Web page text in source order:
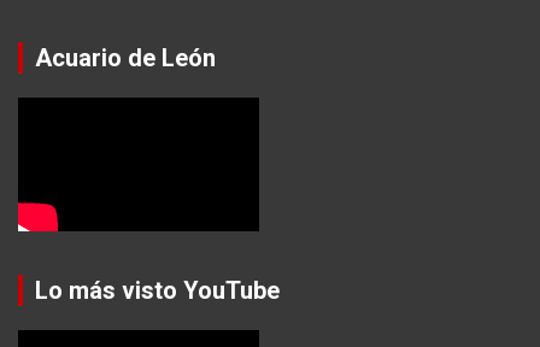
Acuario de León
Lo más visto YouTube